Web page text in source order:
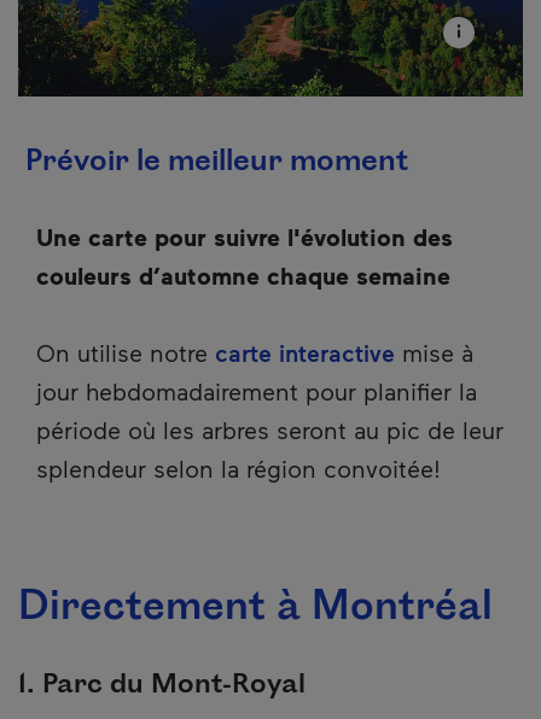
Prévoir le meilleur moment
Une carte pour suivre l'évolution des
couleurs d’automne chaque semaine
On utilise notre carte interactive mise à
jour hebdomadairement pour planifier la
période où les arbres seront au pic de leur
splendeur selon la région convoitée!
Directement à Montréal
1. Parc du Mont-Royal